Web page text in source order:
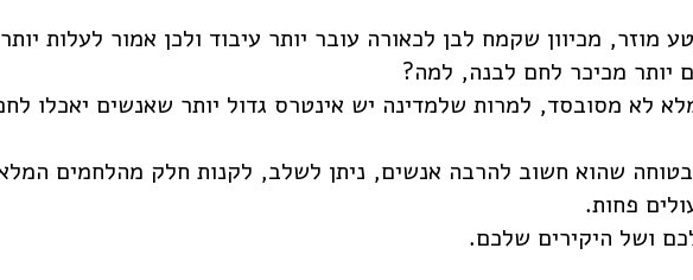
מוזר, מכיוון שקמח לבן לכאורה עובר יותר עיבוד ולכן אמור לעלות
יותר מכיכר לחם לבנה, למה?
לא מסובסד, למרות שלמדינה יש אינטרס גדול יותר שאנשים יאכלו
שהוא חשוב להרבה אנשים, ניתן לשלב, לקנות חלק מהלחמים
פחות.
ושל היקירים שלכם.